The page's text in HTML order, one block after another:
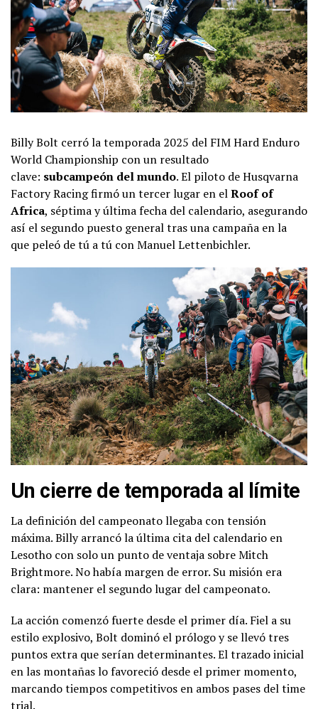
Billy Bolt cerró la temporada 2025 del FIM Hard Enduro
World Championship con un resultado
clave: subcampeón del mundo. El piloto de Husqvarna
Factory Racing firmó un tercer lugar en elRoof of
Africa, séptima y última fecha del calendario, asegurando
así el segundo puesto general tras una campaña en la
que peleó de tú a tú con Manuel Lettenbichler.
Un cierre de temporada al límite
La definición del campeonato llegaba con tensión
máxima. Billy arrancó la última cita del calendario en
Lesotho con solo un punto de ventaja sobre Mitch
Brightmore. No había margen de error. Su misión era
clara: mantener el segundo lugar del campeonato.
La acción comenzó fuerte desde el primer día. Fiel a su
estilo explosivo, Bolt dominó el prólogo y se llevó tres
puntos extra que serían determinantes. El trazado inicial
en las montañas lo favoreció desde el primer momento,
marcando tiempos competitivos en ambos pases del time
trial.